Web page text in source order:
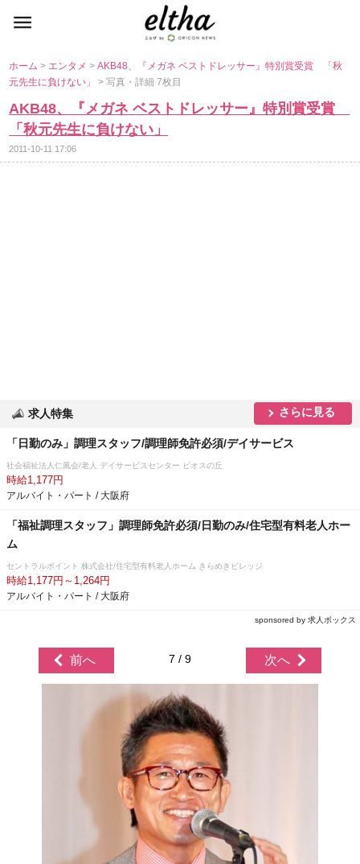
ホーム> エンタメ>AKB48、『メガネ ベストドレッサー』特別賞受賞 「秋
元先生に負けない」> 写真・詳細 7枚目
AKB48、『メガネ ベストドレッサー』特別賞受賞
「秋元先生に負けない」
2011-10-11 17:06
求人特集 さらに見る
「日勤のみ」調理スタッフ/調理師免許必須/デイサービス
社会福祉法人仁風会/老人 デイサービスセンター ビオスの丘
時給1,177円
アルバイト・パート / 大阪府
「福祉調理スタッフ」調理師免許必須/日勤のみ/住宅型有料老人ホー
ム
セントラルポイント 株式会社/住宅型有料老人ホーム きらめきビレッジ
時給1,177円～1,264円
アルバイト・パート / 大阪府
sponsored by 求人ボックス
前へ 7 / 9 次へ